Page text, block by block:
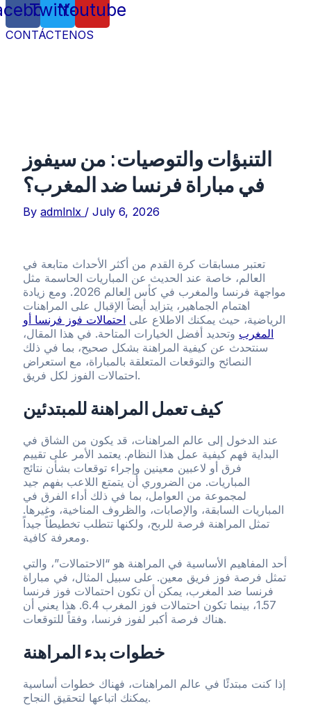
TwitterYoutube
CONTÁCTENOS
التنبؤات والتوصيات: من سيفوز
في مباراة فرنسا ضد المغرب؟
Byadmlnlx /July 6, 2026
تعتبر مسابقات كرة القدم من أكثر الأحداث متابعة في
العالم، خاصة عند الحديث عن المباريات الحاسمة مثل
مواجهة فرنسا والمغرب في كأس العالم 2026. ومع زيادة
اهتمام الجماهير، يتزايد أيضاً الإقبال على المراهنات
الرياضية، حيث يمكنك الاطلاع على احتمالات فوز فرنسا أو
المغرب وتحديد أفضل الخيارات المتاحة. في هذا المقال،
سنتحدث عن كيفية المراهنة بشكل صحيح، بما في ذلك
النصائح والتوقعات المتعلقة بالمباراة، مع استعراض
احتمالات الفوز لكل فريق.
كيف تعمل المراهنة للمبتدئين
عند الدخول إلى عالم المراهنات، قد يكون من الشاق في
البداية فهم كيفية عمل هذا النظام. يعتمد الأمر على تقييم
فرق أو لاعبين معينين وإجراء توقعات بشأن نتائج
المباريات. من الضروري أن يتمتع اللاعب بفهم جيد
لمجموعة من العوامل، بما في ذلك أداء الفرق في
المباريات السابقة، والإصابات، والظروف المناخية، وغيرها.
تمثل المراهنة فرصة للربح، ولكنها تتطلب تخطيطاً جيداً
ومعرفة كافية.
أحد المفاهيم الأساسية في المراهنة هو “الاحتمالات”، والتي
تمثل فرصة فوز فريق معين. على سبيل المثال، في مباراة
فرنسا ضد المغرب، يمكن أن تكون احتمالات فوز فرنسا
1.57، بينما تكون احتمالات فوز المغرب 6.4. هذا يعني أن
هناك فرصة أكبر لفوز فرنسا، وفقاً للتوقعات.
خطوات بدء المراهنة
إذا كنت مبتدئًا في عالم المراهنات، فهناك خطوات أساسية
يمكنك اتباعها لتحقيق النجاح.